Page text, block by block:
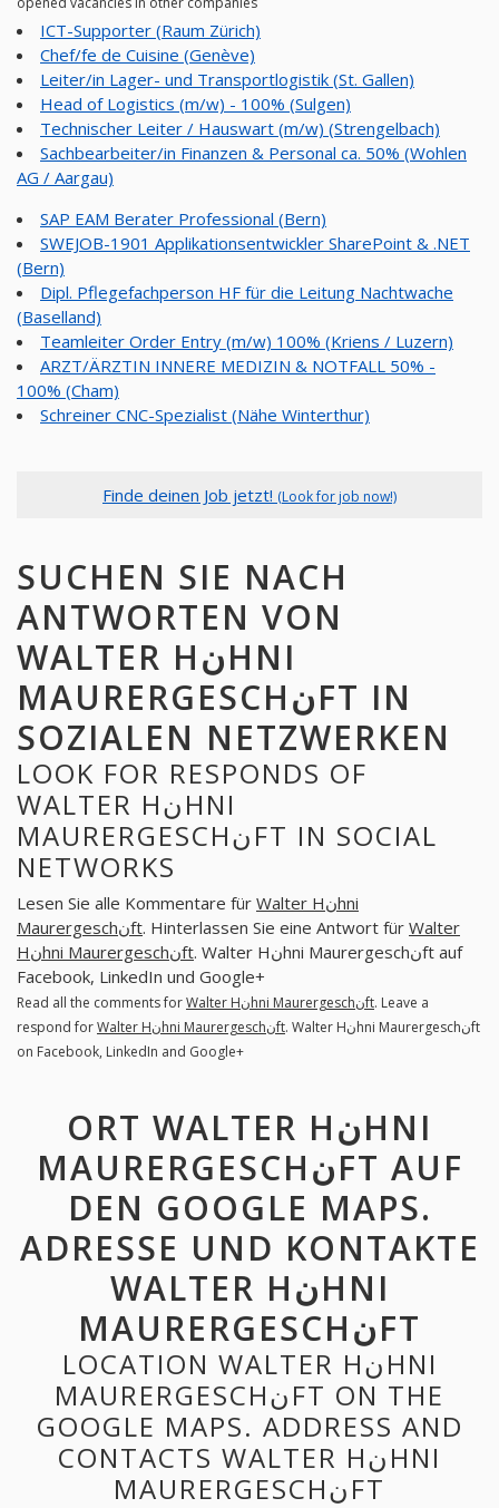
ICT-Supporter (Raum Zürich)
Chef/fe de Cuisine (Genève)
Leiter/in Lager- und Transportlogistik (St. Gallen)
Head of Logistics (m/w) - 100% (Sulgen)
Technischer Leiter / Hauswart (m/w) (Strengelbach)
Sachbearbeiter/in Finanzen & Personal ca. 50% (Wohlen
AG / Aargau)
SAP EAM Berater Professional (Bern)
SWEJOB-1901 Applikationsentwickler SharePoint & .NET
(Bern)
Dipl. Pflegefachperson HF für die Leitung Nachtwache
(Baselland)
Teamleiter Order Entry (m/w) 100% (Kriens / Luzern)
ARZT/ÄRZTIN INNERE MEDIZIN & NOTFALL 50% -
100% (Cham)
Schreiner CNC-Spezialist (Nähe Winterthur)
Finde deinen Job jetzt! (Look for job now!)
SUCHEN SIE NACH
ANTWORTEN VON
WALTER HنHNI
MAURERGESCHنFT IN
SOZIALEN NETZWERKEN
LOOK FOR RESPONDS OF
WALTER HنHNI
MAURERGESCHنFT IN SOCIAL
NETWORKS
Lesen Sie alle Kommentare für Walter Hنhni
Maurergeschنft. Hinterlassen Sie eine Antwort für Walter
Hنhni Maurergeschنft. Walter Hنhni Maurergeschنft auf
Facebook, LinkedIn und Google+
Read all the comments for Walter Hنhni Maurergeschنft. Leave a
respond for
Walter Hنhni Maurergeschنft. Walter Hنhni Maurergeschنft
on Facebook, LinkedIn and Google+
ORT WALTER HنHNI
MAURERGESCHنFT AUF
DEN GOOGLE MAPS.
ADRESSE UND KONTAKTE
WALTER HنHNI
MAURERGESCHنFT
LOCATION WALTER HنHNI
MAURERGESCHنFT ON THE
GOOGLE MAPS. ADDRESS AND
CONTACTS WALTER HنHNI
MAURERGESCHنFT